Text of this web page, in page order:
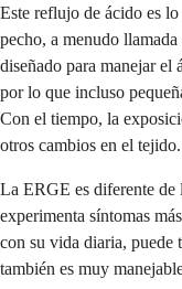
Este reflujo de ácido es lo
pecho, a menudo
diseñado para manejar el
por lo que incluso
Con el tiempo, la
otros cambios en el tejido.
La ERGE es diferente de
experimenta síntomas
con su vida diaria, puede
también es muy